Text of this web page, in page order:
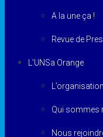
A la une ça !
Revue de
L’UNSa Orange
L’organisation
Qui sommes
Nous